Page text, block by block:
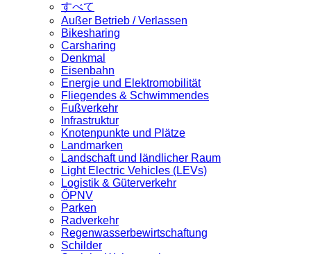
すべて
Außer Betrieb / Verlassen
Bikesharing
Carsharing
Denkmal
Eisenbahn
Energie und Elektromobilität
Fliegendes & Schwimmendes
Fußverkehr
Infrastruktur
Knotenpunkte und Plätze
Landmarken
Landschaft und ländlicher Raum
Light Electric Vehicles (LEVs)
Logistik & Güterverkehr
ÖPNV
Parken
Radverkehr
Regenwasserbewirtschaftung
Schilder